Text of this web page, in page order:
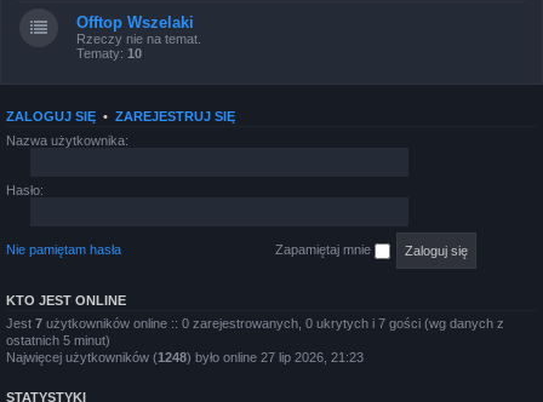
Offtop Wszelaki
Rzeczy nie na temat.
Tematy: 10
ZALOGUJ SIĘ • ZAREJESTRUJ SIĘ
Nazwa użytkownika:
Hasło:
Nie pamiętam hasła Zapamiętaj mnie
KTO JEST ONLINE
Jest 7 użytkowników online :: 0 zarejestrowanych, 0 ukrytych i 7 gości (wg danych z
ostatnich 5 minut)
Najwięcej użytkowników (1248) było online 27 lip 2026, 21:23
STATYSTYKI